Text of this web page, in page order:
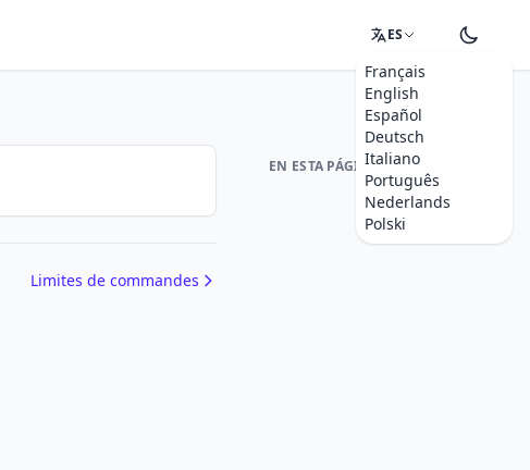
ES
Français
English
Español
Deutsch
Italiano
Português
Nederlands
Polski
Limites de commandes
EN ESTA PÁGINA